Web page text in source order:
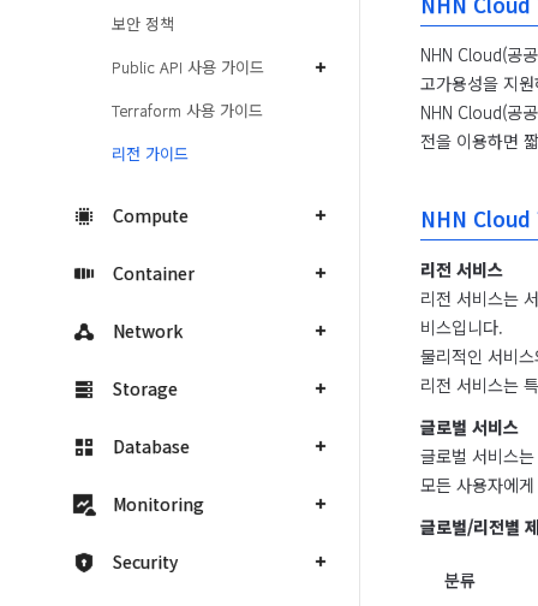
보안 정책
Public API 사용 가이드
Terraform 사용 가이드
리전 가이드
Compute
Container
Network
Storage
Database
Monitoring
Security
NHN Cloud(공
고가용성을 지
NHN Cloud(공
전을 이용하면
NHN Cloud
리전 서비스
리전 서비스는
비스입니다.
물리적인 서비
리전 서비스는
글로벌 서비스
글로벌 서비스
모든 사용자에
글로벌/리전별
분류